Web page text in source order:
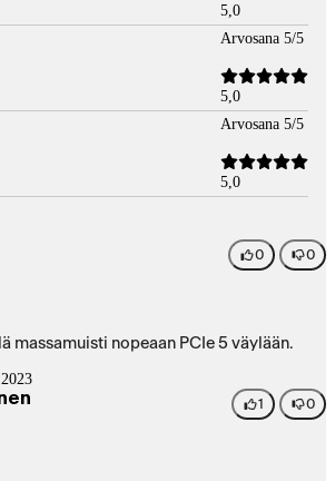
5,0
Arvosana 5/5
5,0
Arvosana 5/5
5,0
0 0
massamuisti nopeaan PCIe 5 väylään.
1 0